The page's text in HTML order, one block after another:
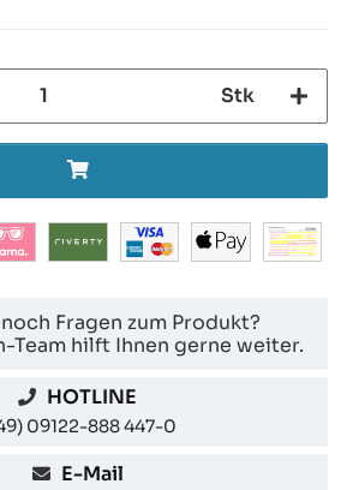
Stk
Fragen zum Produkt?
Team hilft Ihnen gerne weiter.
HOTLINE
09122-888 447-0
E-Mail